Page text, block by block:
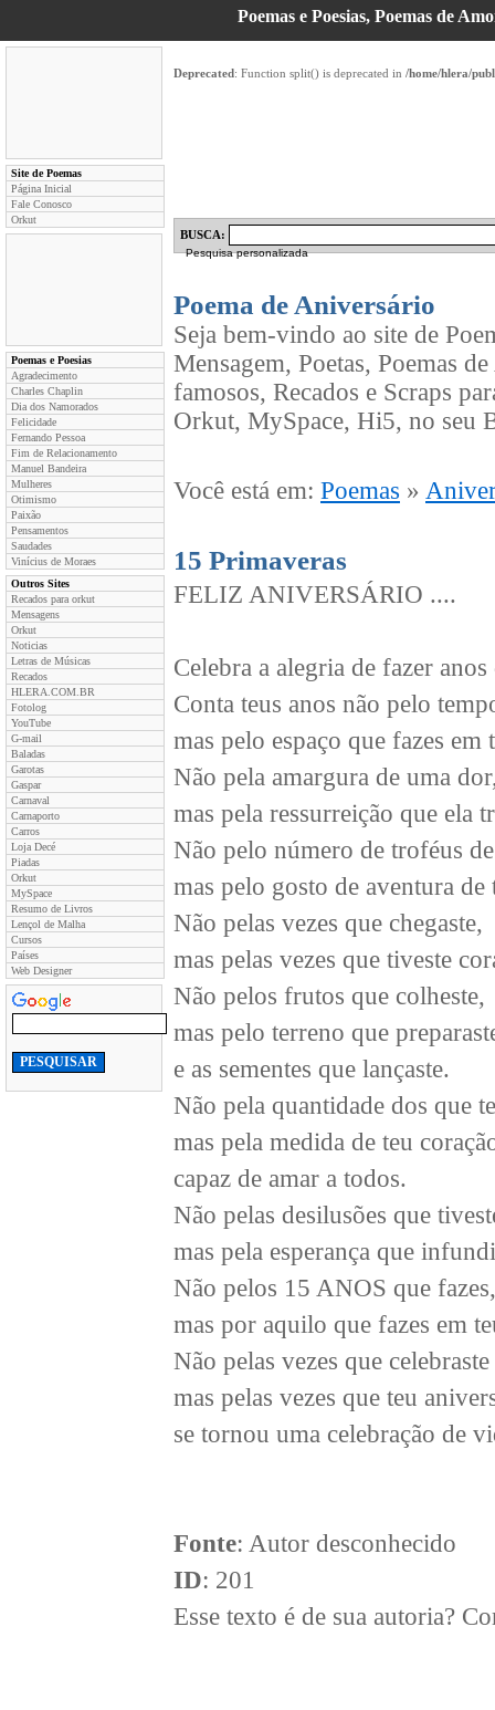
Poemas e Poesias, Poemas de
Site de Poemas
Página Inicial
Fale Conosco
Orkut
Poemas e Poesias
Agradecimento
Charles Chaplin
Dia dos Namorados
Felicidade
Fernando Pessoa
Fim de Relacionamento
Manuel Bandeira
Mulheres
Otimismo
Paixão
Pensamentos
Saudades
Vinícius de Moraes
Outros Sites
Recados para orkut
Mensagens
Orkut
Noticias
Letras de Músicas
Recados
HLERA.COM.BR
Fotolog
YouTube
G-mail
Baladas
Garotas
Gaspar
Carnaval
Carnaporto
Carros
Loja Decé
Piadas
Orkut
MySpace
Resumo de Livros
Lençol de Malha
Cursos
Países
Web Designer
Deprecated: Function split() is deprecated in /home/hlera/
BUSCA:
Pesquisa personalizada
Poema de Aniversário
Seja bem-vindo ao site de
Mensagem, Poetas, Poemas
famosos, Recados e Scraps
Orkut, MySpace, Hi5, no seu
Você está em: Poemas »
15 Primaveras
FELIZ ANIVERSÁRIO ....
Celebra a alegria de fazer anos
Conta teus anos não pelo
mas pelo espaço que fazes em
Não pela amargura de uma
mas pela ressurreição que ela
Não pelo número de troféus
mas pelo gosto de aventura de
Não pelas vezes que chegaste,
mas pelas vezes que tiveste
Não pelos frutos que colheste,
mas pelo terreno que
e as sementes que lançaste.
Não pela quantidade dos que
mas pela medida de teu
capaz de amar a todos.
Não pelas desilusões que
mas pela esperança que
Não pelos 15 ANOS que fazes,
mas por aquilo que fazes em
Não pelas vezes que
mas pelas vezes que teu
se tornou uma celebração de
Fonte: Autor desconhecido
ID: 201
Esse texto é de sua autoria?